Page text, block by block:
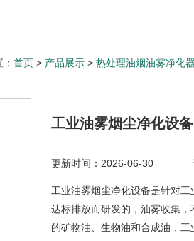
首页 > 产品展示 > 热处理油烟油雾净化器
工业油雾烟尘净化设备
更新时间：2026-06-30
工业油雾烟尘净化设备是针对
达标排放而研发的，油雾收集
的矿物油、生物油和合成油，